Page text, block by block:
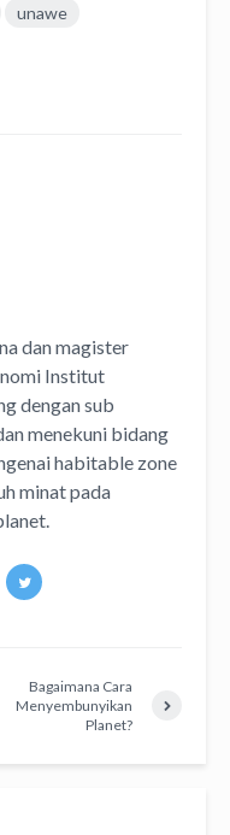
unawe
dan magister
Institut
dengan sub
menekuni bidang
habitable zone
minat pada
Bagaimana Cara
Menyembunyikan
Planet?